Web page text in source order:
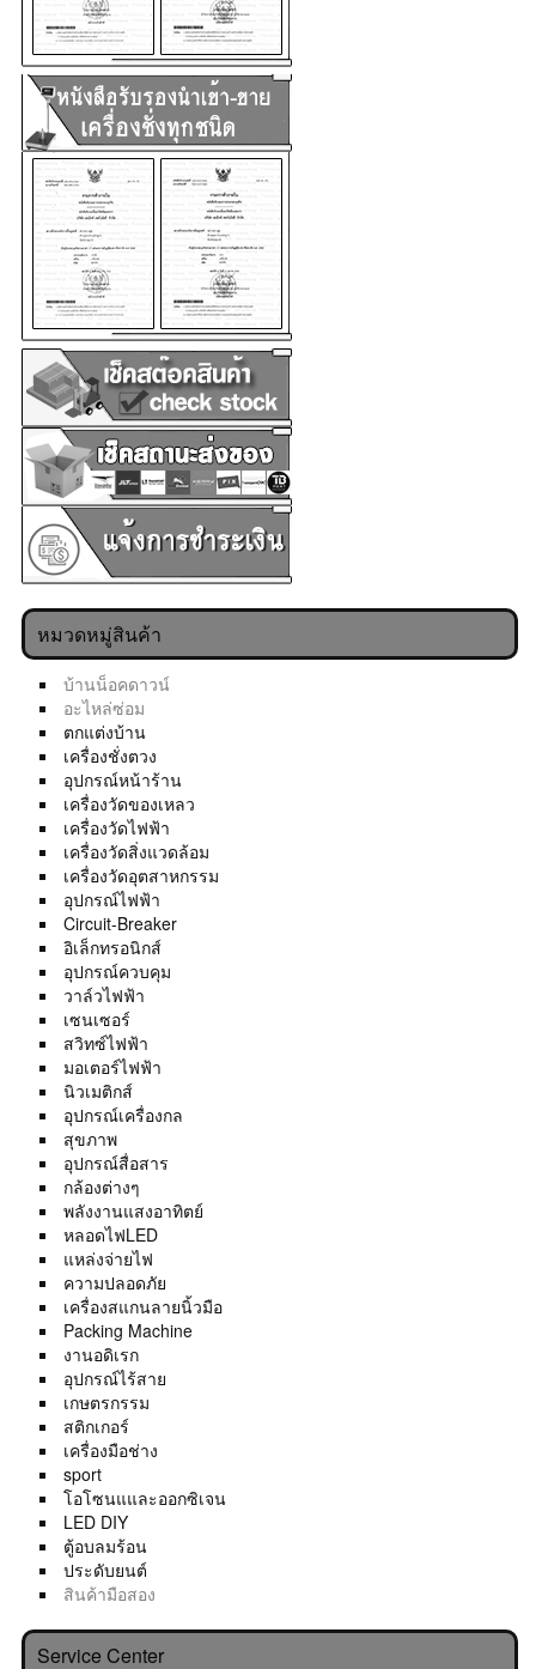
หมวดหมู่สินค้า
บ้านน็อคดาวน์
อะไหล่ซ่อม
ตกแต่งบ้าน
เครื่องชั่งตวง
อุปกรณ์หน้าร้าน
เครื่องวัดของเหลว
เครื่องวัดไฟฟ้า
เครื่องวัดสิ่งแวดล้อม
เครื่องวัดอุตสาหกรรม
อุปกรณ์ไฟฟ้า
Circuit-Breaker
อิเล็กทรอนิกส์
อุปกรณ์ควบคุม
วาล์วไฟฟ้า
เซนเซอร์
สวิทซ์ไฟฟ้า
มอเตอร์ไฟฟ้า
นิวเมติกส์
อุปกรณ์เครื่องกล
สุขภาพ
อุปกรณ์สื่อสาร
กล้องต่างๆ
พลังงานแสงอาทิตย์
หลอดไฟLED
แหล่งจ่ายไฟ
ความปลอดภัย
เครื่องสแกนลายนิ้วมือ
Packing Machine
งานอดิเรก
อุปกรณ์ไร้สาย
เกษตรกรรม
สติกเกอร์
เครื่องมือช่าง
sport
โอโซนแและออกซิเจน
LED DIY
ตู้อบลมร้อน
ประดับยนต์
สินค้ามือสอง
Service Center